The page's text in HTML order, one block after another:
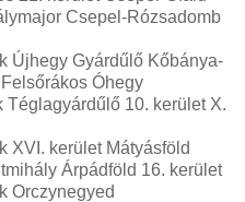
Csepel-Rózsadomb
Újhegy Gyárdűlő Kőbánya-
Óhegy
Téglagyárdűlő 10. kerület X.
XVI. kerület Mátyásföld
Árpádföld 16. kerület
Orczynegyed